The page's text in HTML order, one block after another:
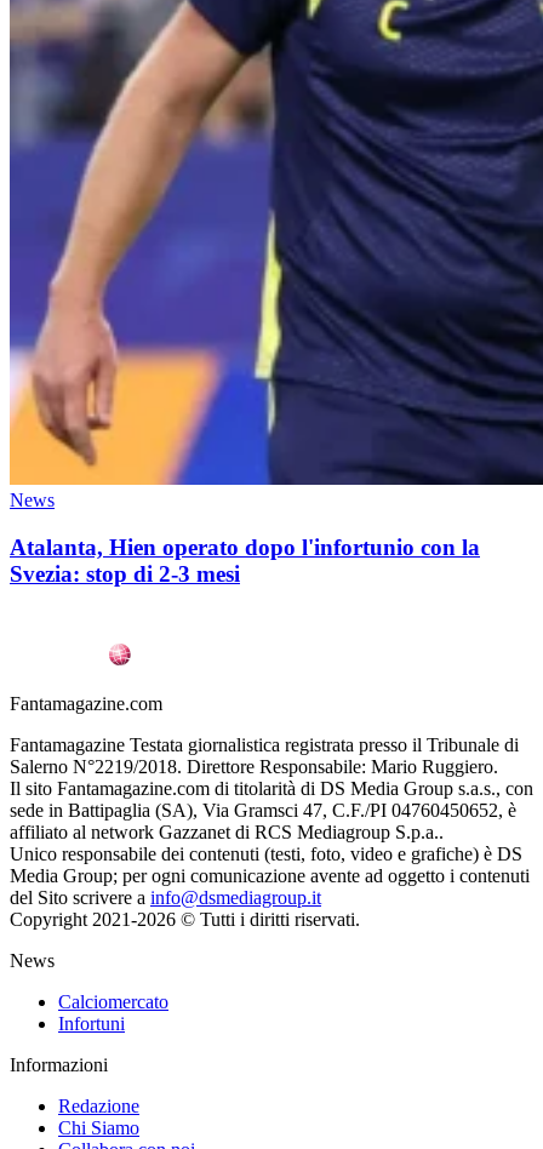
News
Atalanta, Hien operato dopo l'infortunio con la
Svezia: stop di 2-3 mesi
Fantamagazine.com
Fantamagazine Testata giornalistica registrata presso il Tribunale di
Salerno N°2219/2018. Direttore Responsabile: Mario Ruggiero.
Il sito Fantamagazine.com di titolarità di DS Media Group s.a.s., con
sede in Battipaglia (SA), Via Gramsci 47, C.F./PI 04760450652, è
affiliato al network Gazzanet di RCS Mediagroup S.p.a..
Unico responsabile dei contenuti (testi, foto, video e grafiche) è DS
Media Group; per ogni comunicazione avente ad oggetto i contenuti
del Sito scrivere a info@dsmediagroup.it
Copyright 2021-2026 © Tutti i diritti riservati.
News
Calciomercato
Infortuni
Informazioni
Redazione
Chi Siamo